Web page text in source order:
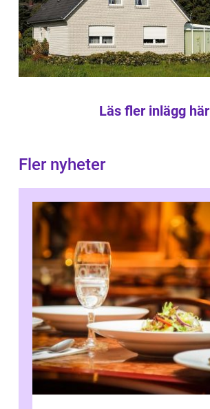
Läs fler inlägg här
Fler nyheter